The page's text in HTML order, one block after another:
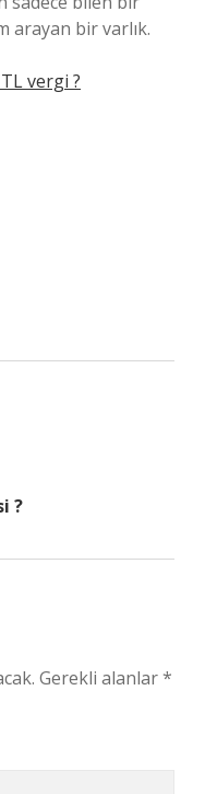
arayan bir varlık.
vergi ?
?
Gerekli alanlar*